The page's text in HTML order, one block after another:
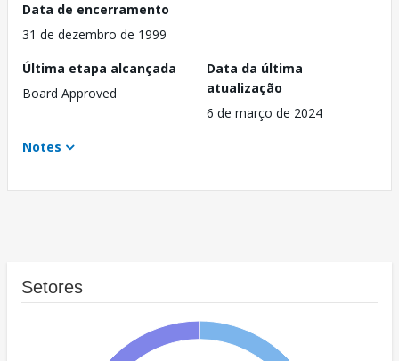
Data de encerramento
31 de dezembro de 1999
Última etapa alcançada
Board Approved
Data da última
atualização
6 de março de 2024
Notes
Setores